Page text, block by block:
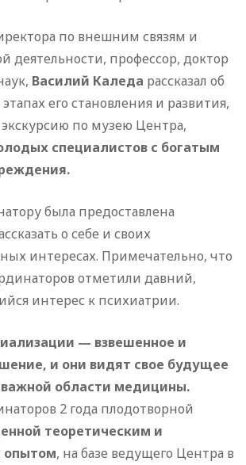
по внешним связям и
деятельности, профессор, доктор
Василий Каледа рассказал об
его становления и развития,
по музею Центра,
специалистов с богатым
была предоставлена
о себе и своих
интересах. Примечательно, что
отметили давний,
интерес к психиатрии.
— взвешенное и
и они видят свое будущее
важной области медицины.
2 года плодотворной
теоретическим и
опытом, на базе ведущего Центра в